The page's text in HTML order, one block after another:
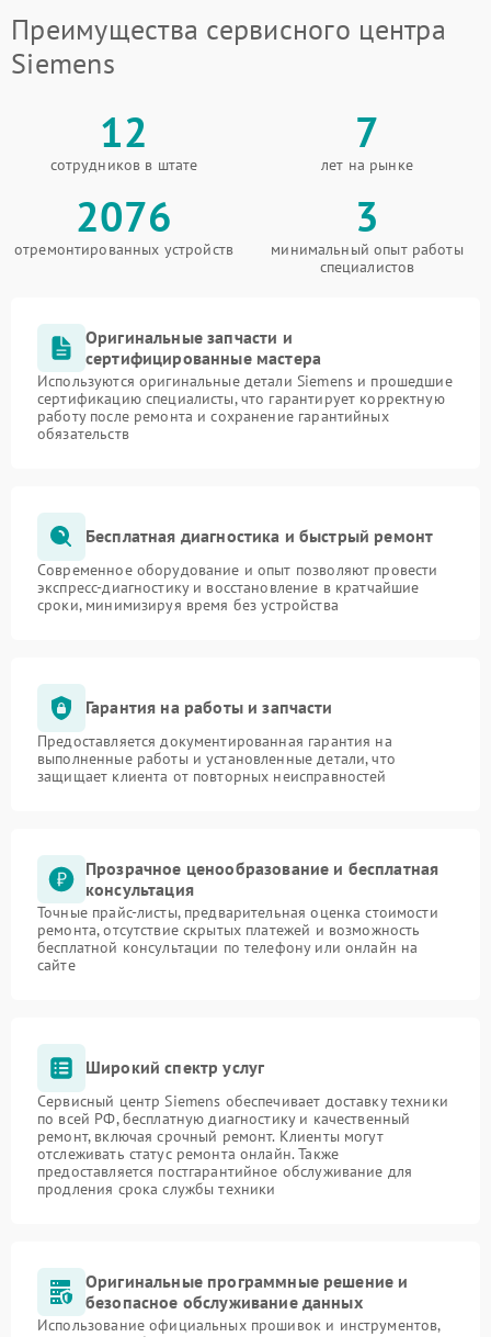
Преимущества сервисного центра
Siemens
12
сотрудников в штате
7
лет на рынке
2076
отремонтированных устройств
3
минимальный опыт работы
специалистов
Оригинальные запчасти и
сертифицированные мастера
Используются оригинальные детали Siemens и прошедшие
сертификацию специалисты, что гарантирует корректную
работу после ремонта и сохранение гарантийных
обязательств
Бесплатная диагностика и быстрый ремонт
Современное оборудование и опыт позволяют провести
экспресс-диагностику и восстановление в кратчайшие
сроки, минимизируя время без устройства
Гарантия на работы и запчасти
Предоставляется документированная гарантия на
выполненные работы и установленные детали, что
защищает клиента от повторных неисправностей
Прозрачное ценообразование и бесплатная
консультация
Точные прайс-листы, предварительная оценка стоимости
ремонта, отсутствие скрытых платежей и возможность
бесплатной консультации по телефону или онлайн на
сайте
Широкий спектр услуг
Сервисный центр Siemens обеспечивает доставку техники
по всей РФ, бесплатную диагностику и качественный
ремонт, включая срочный ремонт. Клиенты могут
отслеживать статус ремонта онлайн. Также
предоставляется постгарантийное обслуживание для
продления срока службы техники
Оригинальные программные решение и
безопасное обслуживание данных
Использование официальных прошивок и инструментов,